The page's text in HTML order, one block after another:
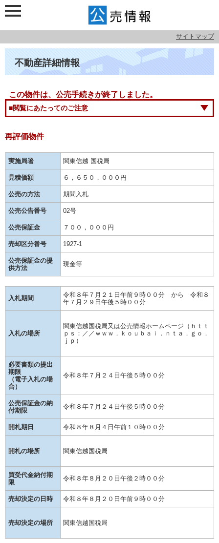
サイトマップ
不動産詳細情報
この物件は、公売手続きが終了しました。
■閲覧にあたってのご注意
再評価物件
実施局署 関東信越 国税局
見積価額 ６，６５０，０００円
公売の方法 期間入札
公売公告番号 02号
公売保証金 ７００，０００円
売却区分番号 1927-1
公売保証金の提
供方法
現金等
入札期間
令和８年７月２１日午前９時００分 から 令和８
年７月２９日午後５時００分
入札の場所
関東信越国税局又は公売情報ホームページ（ｈｔｔ
ｐｓ：／／ｗｗｗ．ｋｏｕｂａｉ．ｎｔａ．ｇｏ．
ｊｐ）
必要書類の提出
期限
（電子入札の場
合）
令和８年７月２４日午後５時００分
公売保証金の納
付期限
令和８年７月２４日午後５時００分
開札期日 令和８年８月４日午前１０時００分
開札の場所 関東信越国税局
買受代金納付期
限
令和８年８月２０日午後２時００分
売却決定の日時 令和８年８月２０日午前９時００分
売却決定の場所 関東信越国税局